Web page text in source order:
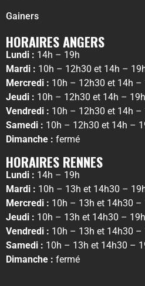
Gainers
HORAIRES ANGERS
Lundi : 14h – 19h
Mardi : 10h – 12h30 et 14h –
Mercredi : 10h – 12h30 et 14h –
Jeudi : 10h – 12h30 et 14h – 19h
Vendredi : 10h – 12h30 et 14h –
Samedi : 10h – 12h30 et 14h –
Dimanche : fermé
HORAIRES RENNES
Lundi : 14h – 19h
Mardi : 10h – 13h et 14h30 –
Mercredi : 10h – 13h et 14h30 –
Jeudi : 10h – 13h et 14h30 –
Vendredi : 10h – 13h et 14h30 –
Samedi : 10h – 13h et 14h30 –
Dimanche : fermé